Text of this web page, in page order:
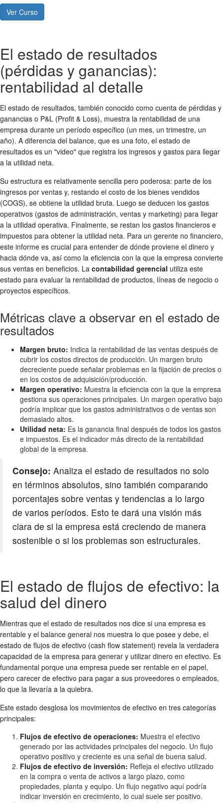
Ver Curso
El estado de resultados
(pérdidas y ganancias):
rentabilidad al detalle
El estado de resultados, también conocido como cuenta de pérdidas y
ganancias o P&L (Profit & Loss), muestra la rentabilidad de una
empresa durante un período específico (un mes, un trimestre, un
año). A diferencia del balance, que es una foto, el estado de
resultados es un "video" que registra los ingresos y gastos para llegar
a la utilidad neta.
Su estructura es relativamente sencilla pero poderosa: parte de los
ingresos por ventas y, restando el costo de los bienes vendidos
(COGS), se obtiene la utilidad bruta. Luego se deducen los gastos
operativos (gastos de administración, ventas y marketing) para llegar
a la utilidad operativa. Finalmente, se restan los gastos financieros e
impuestos para obtener la utilidad neta. Para un gerente no financiero,
este informe es crucial para entender de dónde proviene el dinero y
hacia dónde va, así como la eficiencia con la que la empresa convierte
sus ventas en beneficios. La contabilidad gerencial utiliza este
estado para evaluar la rentabilidad de productos, líneas de negocio o
proyectos específicos.
Métricas clave a observar en el estado de
resultados
Margen bruto: Indica la rentabilidad de las ventas después de
cubrir los costos directos de producción. Un margen bruto
decreciente puede señalar problemas en la fijación de precios o
en los costos de adquisición/producción.
Margen operativo: Muestra la eficiencia con la que la empresa
gestiona sus operaciones principales. Un margen operativo bajo
podría implicar que los gastos administrativos o de ventas son
demasiado altos.
Utilidad neta: Es la ganancia final después de todos los gastos
e impuestos. Es el indicador más directo de la rentabilidad
global de la empresa.
Consejo: Analiza el estado de resultados no solo
en términos absolutos, sino también comparando
porcentajes sobre ventas y tendencias a lo largo
de varios períodos. Esto te dará una visión más
clara de si la empresa está creciendo de manera
sostenible o si los problemas son estructurales.
El estado de flujos de efectivo: la
salud del dinero
Mientras que el estado de resultados nos dice si una empresa es
rentable y el balance general nos muestra lo que posee y debe, el
estado de flujos de efectivo (cash flow statement) revela la verdadera
capacidad de la empresa para generar y utilizar dinero en efectivo. Es
fundamental porque una empresa puede ser rentable en el papel,
pero carecer de efectivo para pagar a sus proveedores o empleados,
lo que la llevaría a la quiebra.
Este estado desglosa los movimientos de efectivo en tres categorías
principales:
Flujos de efectivo de operaciones: Muestra el efectivo
generado por las actividades principales del negocio. Un flujo
operativo positivo y creciente es una señal de buena salud.
Flujos de efectivo de inversión: Refleja el efectivo utilizado
en la compra o venta de activos a largo plazo, como
propiedades, planta y equipo. Un flujo negativo aquí podría
indicar inversión en crecimiento, lo cual suele ser positivo.